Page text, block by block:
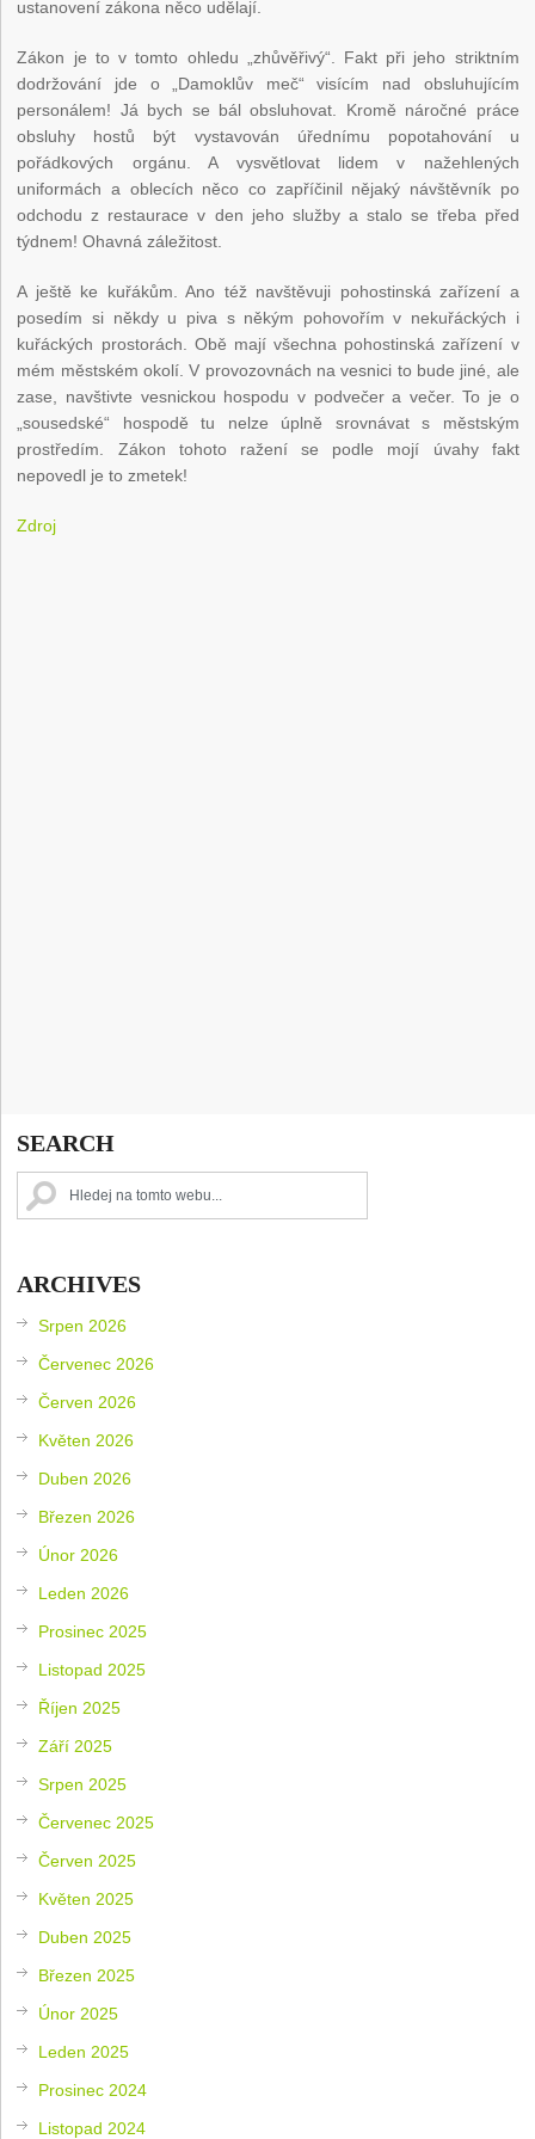
ustanovení zákona něco udělají.
Zákon je to v tomto ohledu „zhůvěřivý“. Fakt při jeho striktním
dodržování jde o „Damoklův meč“ visícím nad obsluhujícím
personálem! Já bych se bál obsluhovat. Kromě náročné práce
obsluhy hostů být vystavován úřednímu popotahování u
pořádkových orgánu. A vysvětlovat lidem v nažehlených
uniformách a oblecích něco co zapříčinil nějaký návštěvník po
odchodu z restaurace v den jeho služby a stalo se třeba před
týdnem! Ohavná záležitost.
A ještě ke kuřákům. Ano též navštěvuji pohostinská zařízení a
posedím si někdy u piva s někým pohovořím v nekuřáckých i
kuřáckých prostorách. Obě mají všechna pohostinská zařízení v
mém městském okolí. V provozovnách na vesnici to bude jiné, ale
zase, navštivte vesnickou hospodu v podvečer a večer. To je o
„sousedské“ hospodě tu nelze úplně srovnávat s městským
prostředím. Zákon tohoto ražení se podle mojí úvahy fakt
nepovedl je to zmetek!
Zdroj
SEARCH
ARCHIVES
Srpen 2026
Červenec 2026
Červen 2026
Květen 2026
Duben 2026
Březen 2026
Únor 2026
Leden 2026
Prosinec 2025
Listopad 2025
Říjen 2025
Září 2025
Srpen 2025
Červenec 2025
Červen 2025
Květen 2025
Duben 2025
Březen 2025
Únor 2025
Leden 2025
Prosinec 2024
Listopad 2024